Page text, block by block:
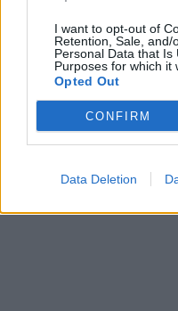
I want to opt-out of
Retention, Sale, and/
Personal Data that Is
Purposes for which it
Opted Out
CONFIRM
Data Deletion